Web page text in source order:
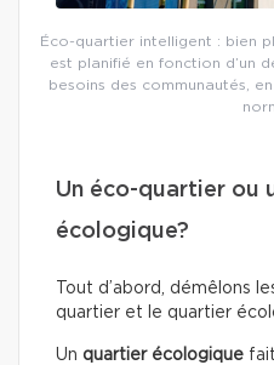
Éco-quartier intelligent : bien
est planifié en fonction d’un
besoins des communautés,
Un éco-quartier ou
écologique?
Tout d’abord, démêlons
quartier et le quartier
Un quartier écologique